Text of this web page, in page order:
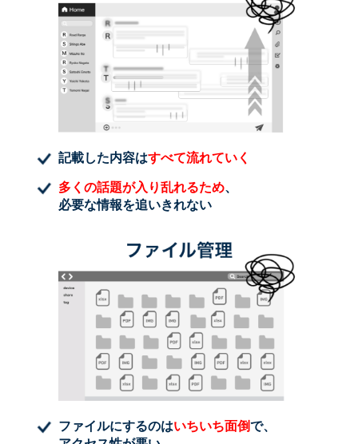
記載した内容はすべて流れていく
多くの話題が入り乱れるため、
必要な情報を追いきれない
ファイルにするのはいちいち面倒で、